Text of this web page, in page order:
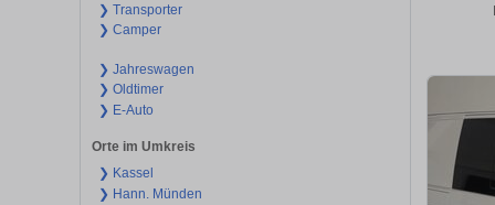
❯ Transporter
❯ Camper
❯ Jahreswagen
❯ Oldtimer
❯ E-Auto
Orte im Umkreis
❯ Kassel
❯ Hann. Münden